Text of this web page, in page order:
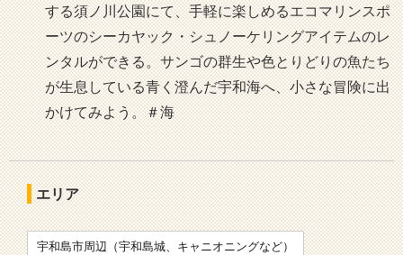
する須ノ川公園にて、手軽に楽しめるエコマリンスポ
ーツのシーカヤック・シュノーケリングアイテムのレ
ンタルができる。サンゴの群生や色とりどりの魚たち
が生息している青く澄んだ宇和海へ、小さな冒険に出
かけてみよう。＃海
エリア
宇和島市周辺（宇和島城、キャニオニングなど）